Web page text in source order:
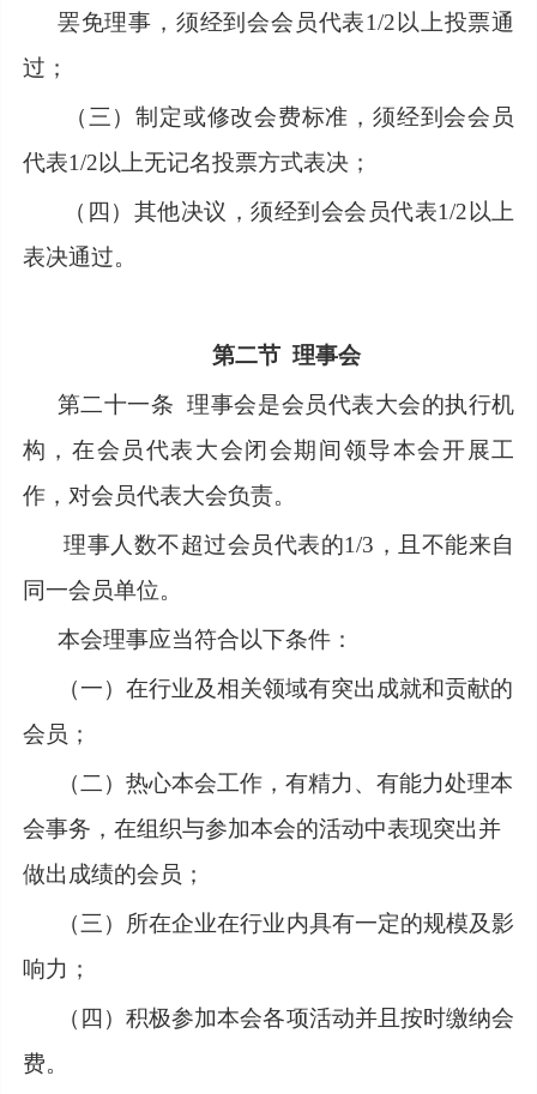
罢免理事，须经到会会员代表1/2以上投票通
过；
（三）制定或修改会费标准，须经到会会员
代表1/2以上无记名投票方式表决；
（四）其他决议，须经到会会员代表1/2以上
表决通过。
第二节理事会
第二十一条 理事会是会员代表大会的执行机
构，在会员代表大会闭会期间领导本会开展工
作，对会员代表大会负责。
理事人数不超过会员代表的1/3，且不能来自
同一会员单位。
本会理事应当符合以下条件：
（一）在行业及相关领域有突出成就和贡献的
会员；
（二）热心本会工作，有精力、有能力处理本
会事务，在组织与参加本会的活动中表现突出并
做出成绩的会员；
（三）所在企业在行业内具有一定的规模及影
响力；
（四）积极参加本会各项活动并且按时缴纳会
费。